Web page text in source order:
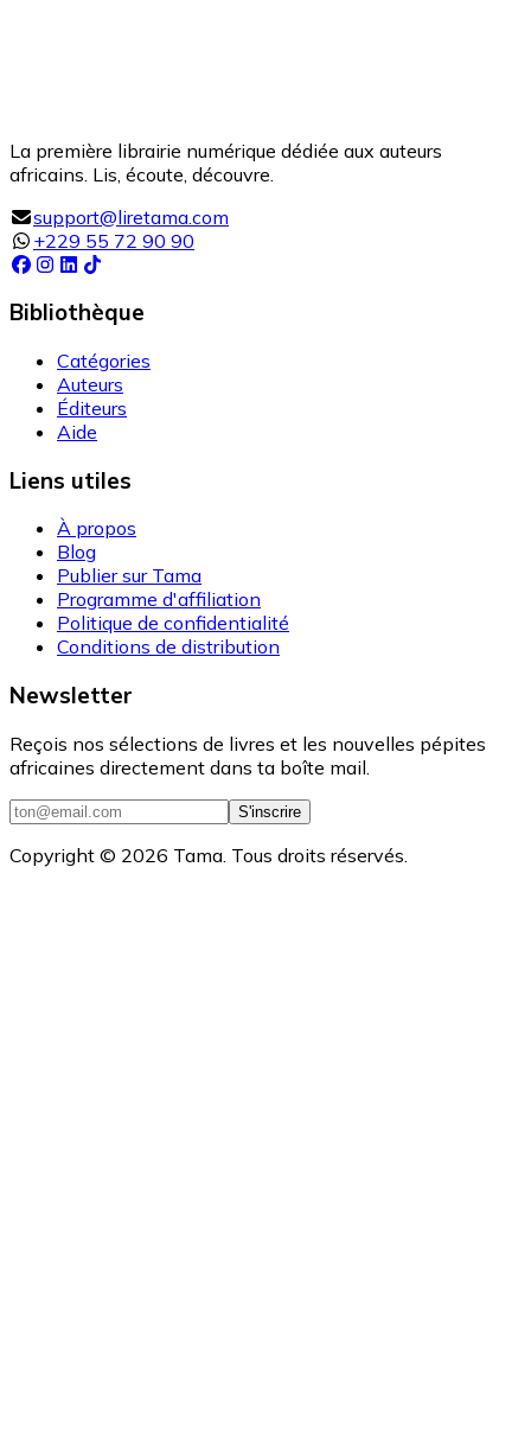
La première librairie numérique dédiée aux auteurs
africains. Lis, écoute, découvre.
support@liretama.com
+229 55 72 90 90
Bibliothèque
Catégories
Auteurs
Éditeurs
Aide
Liens utiles
À propos
Blog
Publier sur Tama
Programme d'affiliation
Politique de confidentialité
Conditions de distribution
Newsletter
Reçois nos sélections de livres et les nouvelles pépites
africaines directement dans ta boîte mail.
S'inscrire
Copyright © 2026 Tama. Tous droits réservés.